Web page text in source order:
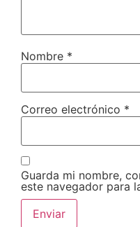
Nombre *
Correo electrónico *
Guarda mi nombre,
este navegador para